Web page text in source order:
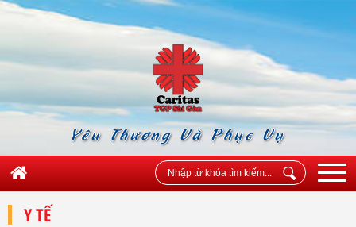
Yêu Thương Và Phục Vụ
Y TẾ